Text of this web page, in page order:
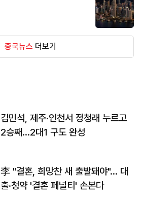
중국뉴스 더보기
김민석, 제주·인천서 정청래 누르고
2승째…2대1 구도 완성
李 "결혼, 희망찬 새 출발돼야"… 대
출·청약 '결혼 페널티' 손본다